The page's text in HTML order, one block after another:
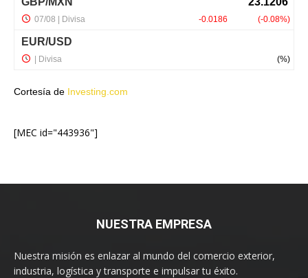
Cortesía de Investing.com
[MEC id="443936"]
NUESTRA EMPRESA
Nuestra misión es enlazar al mundo del comercio exterior,
industria, logística y transporte e impulsar tu éxito.